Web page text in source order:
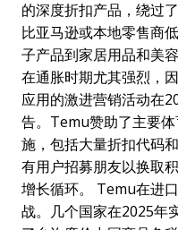
的深度折扣产品，绕过
比亚马逊或本地零售商
子产品到家居用品和美
在通胀时期尤其强烈，
应用的激进营销活动在
告。Temu赞助了主要
施，包括大量折扣代码
有用户招募朋友以换取
增长循环。 Temu在进
战。几个国家在2025年